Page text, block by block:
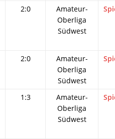
2:0
Amateur-
Oberliga
Südwest
2:0
Amateur-
Oberliga
Südwest
1:3
Amateur-
Oberliga
Südwest